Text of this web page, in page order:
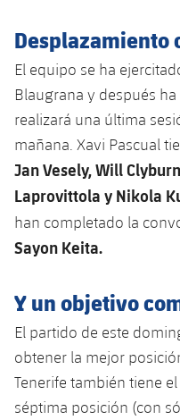
La Masia
Servicios Médicos
Accesibilidad
Acreditaciones
Instalaciones
Desplazamiento
El equipo se ha
Blaugrana y después
realizará una última
mañana. Xavi Pascual
Jan Vesely, Will
Laprovittola y Nikola
han completado la
Sayon Keita.
Y un objetivo
El partido de este
obtener la mejor
Tenerife también tiene
séptima posición (con